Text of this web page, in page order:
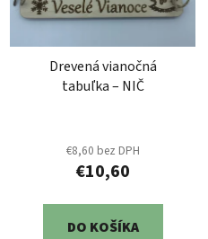
Drevená vianočná
tabuľka – NIČ
€8,60 bez DPH
€10,60
DO KOŠÍKA